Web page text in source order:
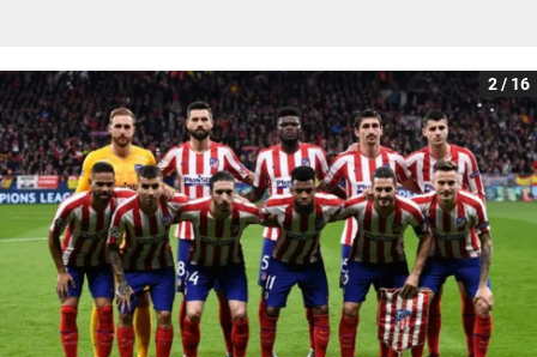
2 / 16